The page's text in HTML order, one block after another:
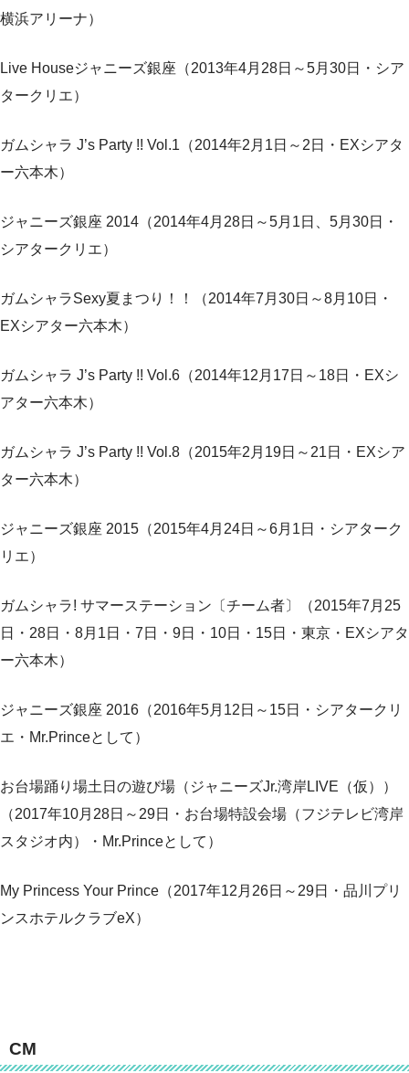
横浜アリーナ）
Live Houseジャニーズ銀座（2013年4月28日～5月30日・シア
タークリエ）
ガムシャラ J’s Party !! Vol.1（2014年2月1日～2日・EXシアタ
ー六本木）
ジャニーズ銀座 2014（2014年4月28日～5月1日、5月30日・
シアタークリエ）
ガムシャラSexy夏まつり！！（2014年7月30日～8月10日・
EXシアター六本木）
ガムシャラ J’s Party !! Vol.6（2014年12月17日～18日・EXシ
アター六本木）
ガムシャラ J’s Party !! Vol.8（2015年2月19日～21日・EXシア
ター六本木）
ジャニーズ銀座 2015（2015年4月24日～6月1日・シアターク
リエ）
ガムシャラ! サマーステーション〔チーム者〕（2015年7月25
日・28日・8月1日・7日・9日・10日・15日・東京・EXシアタ
ー六本木）
ジャニーズ銀座 2016（2016年5月12日～15日・シアタークリ
エ・Mr.Princeとして）
お台場踊り場土日の遊び場（ジャニーズJr.湾岸LIVE（仮））
（2017年10月28日～29日・お台場特設会場（フジテレビ湾岸
スタジオ内）・Mr.Princeとして）
My Princess Your Prince（2017年12月26日～29日・品川プリ
ンスホテルクラブeX）
CM